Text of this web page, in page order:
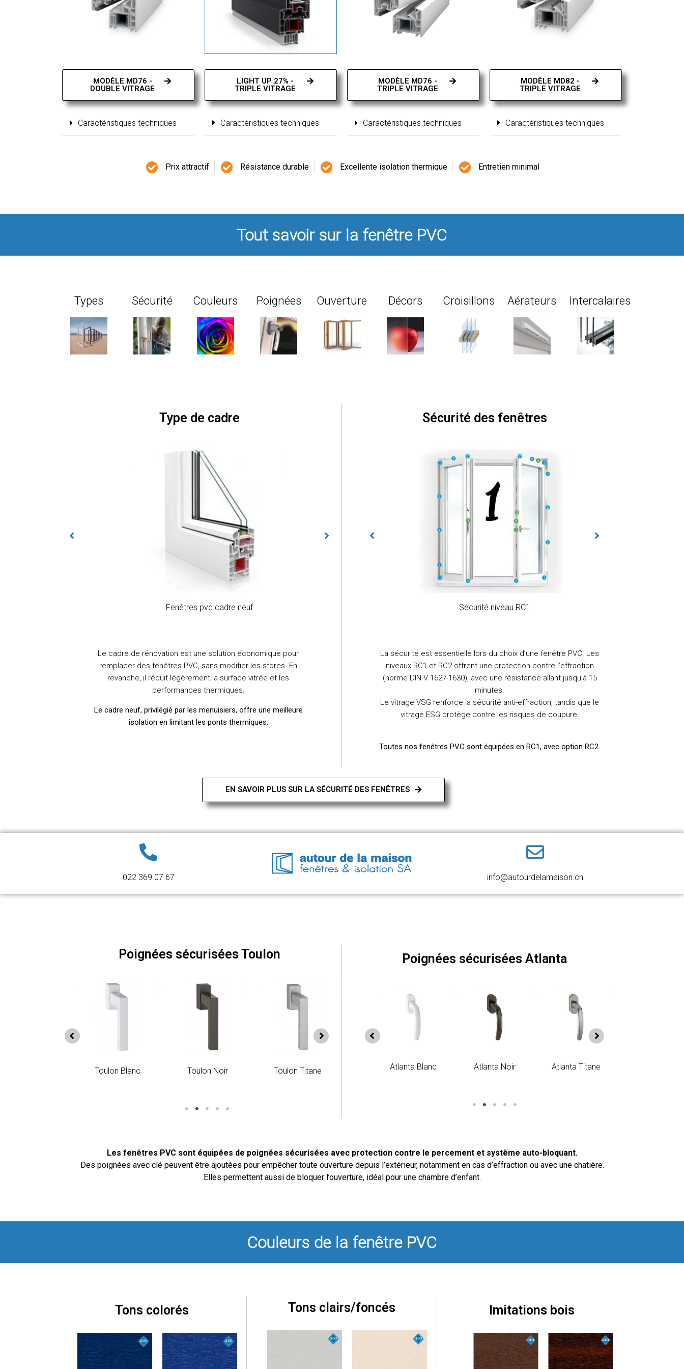
MODÈLE MD76 -
DOUBLE VITRAGE
Caractéristiques techniques
LIGHT UP 27% -
TRIPLE VITRAGE
Caractéristiques techniques
MODÈLE MD76 -
TRIPLE VITRAGE
Caractéristiques techniques
MODÈLE MD82 -
TRIPLE VITRAGE
Caractéristiques techniques
Prix attractif Résistance durable Excellente isolation thermique Entretien minimal
Tout savoir sur la fenêtre PVC
Types Sécurité Couleurs Poignées Ouverture Décors Croisillons Aérateurs Intercalaires
Type de cadre
Fenêtres pvc cadre neuf
Fenêtres pvc cadre rénovation
Le cadre de rénovation est une solution économique pour
remplacer des fenêtres PVC, sans modifier les stores. En
revanche, il réduit légèrement la surface vitrée et les
performances thermiques.
Le cadre neuf, privilégié par les menuisiers, offre une meilleure
isolation en limitant les ponts thermiques.
Sécurité des fenêtres
Triple vitrage
Sécurité niveau RC1
La sécurité est essentielle lors du choix d’une fenêtre PVC. Les
niveaux RC1 et RC2 offrent une protection contre l’effraction
(norme DIN V 1627-1630), avec une résistance allant jusqu’à 15
minutes.
Le vitrage VSG renforce la sécurité anti-effraction, tandis que le
vitrage ESG protège contre les risques de coupure.
Toutes nos fenêtres PVC sont équipées en RC1, avec option RC2.
EN SAVOIR PLUS SUR LA SÉCURITÉ DES FENÊTRES
022 369 07 67 info@autourdelamaison.ch
Poignées sécurisées Toulon
Toulon Blanc Toulon Noir Toulon Titane Toulon Vieil Or Toulon Argent Toulon Blanc
Poignées sécurisées Atlanta
Atlanta Noir Atlanta Titane Atlanta Vieil Or Atlanta Argent Atlanta Blanc Atlanta Noir Atlanta Titane
Les fenêtres PVC sont équipées de poignées sécurisées avec protection contre le percement et système auto-bloquant.
Des poignées avec clé peuvent être ajoutées pour empêcher toute ouverture depuis l’extérieur, notamment en cas d’effraction ou avec une chatière.
Elles permettent aussi de bloquer l’ouverture, idéal pour une chambre d’enfant.
Couleurs de la fenêtre PVC
Tons colorés Tons clairs/foncés Imitations bois